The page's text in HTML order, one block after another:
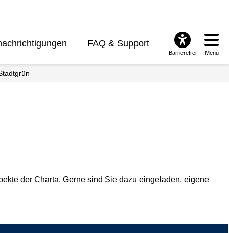
FAQ & Support
Barrierefrei Menü
der Charta. Gerne sind Sie dazu eingeladen, eigene